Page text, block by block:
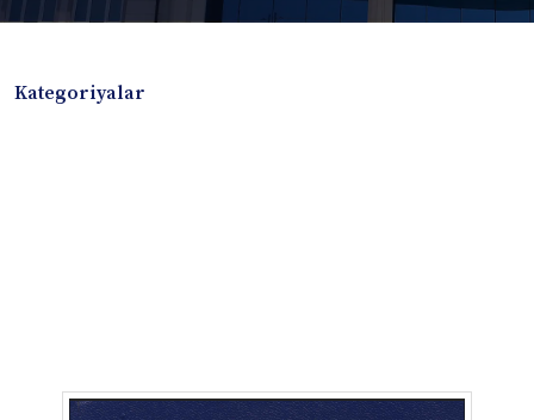
Kategoriyalar